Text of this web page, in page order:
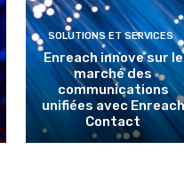
SOLUTIONS ET SERVICES
Enreach innove sur le
marché des
communications
unifiées avec Enreach
Contact